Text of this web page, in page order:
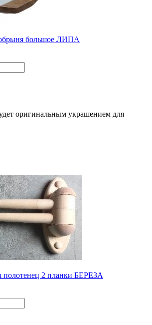
большое ЛИПА
оригинальным украшением для
полотенец 2 планки БЕРЕЗА